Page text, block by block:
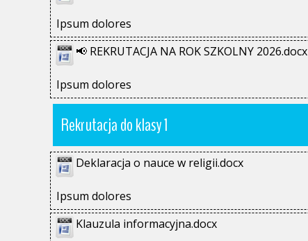
Ipsum dolores
📢 REKRUTACJA NA ROK SZKOLNY 2026.docx
Ipsum dolores
Rekrutacja do klasy 1
Deklaracja o nauce w religii.docx
Ipsum dolores
Klauzula informacyjna.docx